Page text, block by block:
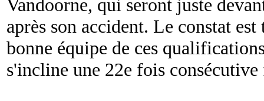
Vandoorne, qui seront juste
après son accident. Le constat
bonne équipe de ces
s'incline une 22e fois consécutive